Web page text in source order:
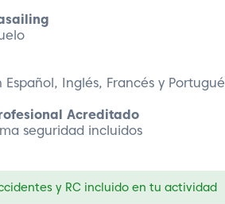
Español, Inglés, Francés y
Acreditado
seguridad incluidos
y RC incluido en tu actividad